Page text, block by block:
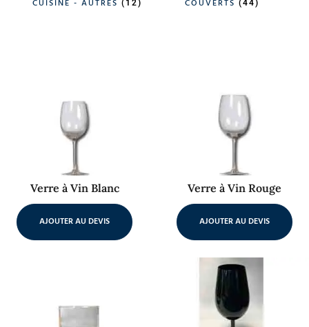
CUISINE - AUTRES (12) COUVERTS (44)
Verre à Vin Blanc
AJOUTER AU DEVIS
Verre à Vin Rouge
AJOUTER AU DEVIS